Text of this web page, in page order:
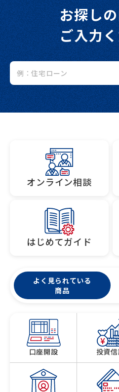
お探し
ご入力
オンライン相談
はじめてガイド
よく見られている
商品
口座開設 投資